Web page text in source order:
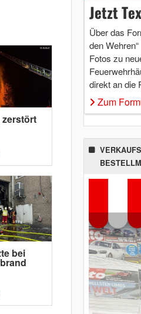
bei
Jetzt
Über das
den
Fotos zu
direkt an die
Zum